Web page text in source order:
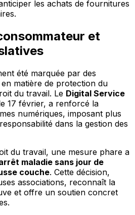
les achats de fournitures
et
été marquée par des
matière de protection du
du travail. Le Digital Service
17 février, a renforcé la
numériques, imposant plus
dans la gestion des
du travail, une mesure phare a
maladie sans jour de
couche. Cette décision,
associations, reconnaît la
et offre un soutien concret